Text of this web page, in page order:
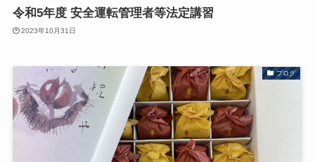
令和5年度 安全運転管理者等法定講習
2023年10月31日
ブログ